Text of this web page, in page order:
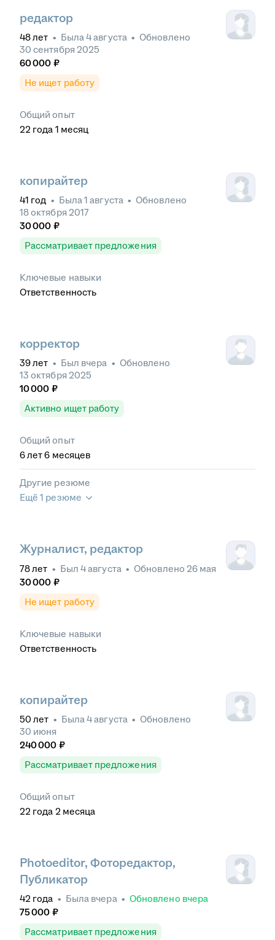
редактор
48лет • Была4 августа • Обновлено
30 сентября 2025
60 000 ₽
Не ищет работу
Общий опыт
22 года 1 месяц
копирайтер
41 год • Была1 августа • Обновлено
18 октября 2017
30 000 ₽
Рассматривает предложения
Ключевые навыки
Ответственность
корректор
39лет • Был вчера • Обновлено
13 октября 2025
10 000 ₽
Активно ищет работу
Общий опыт
6лет 6 месяцев
Другие резюме
Ещё 1 резюме
Журналист, редактор
78лет • Был 4 августа • Обновлено 26 мая
30 000 ₽
Не ищет работу
Ключевые навыки
Ответственность
копирайтер
50 лет • Была4 августа • Обновлено
30 июня
240 000 ₽
Рассматривает предложения
Общий опыт
22 года 2 месяца
Photoeditor, Фоторедактор,
Публикатор
42 года • Была вчера • Обновлено вчера
75 000 ₽
Рассматривает предложения